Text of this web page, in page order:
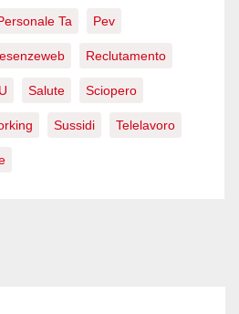
Ta Pev
Reclutamento
Salute Sciopero
Sussidi Telelavoro